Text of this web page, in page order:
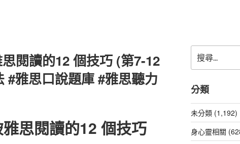
閱讀的12 個技巧 (第7-12
#雅思口說題庫 #雅思聽力
思閱讀的12 個技巧
尋
關
鍵
字:
分類
未分類 (1,192)
身心靈相關